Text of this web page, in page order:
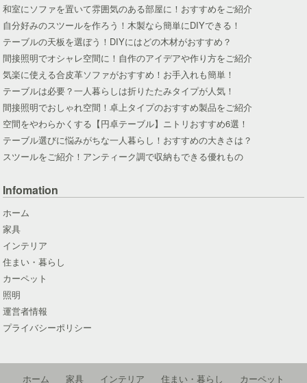
和室にソファを置いて雰囲気のある部屋に！おすすめをご紹介
自分好みのスツールを作ろう！木製なら簡単にDIYできる！
テーブルの天板を選ぼう！DIYにはどの木材がおすすめ？
間接照明でオシャレ空間に！自作のアイデアや作り方をご紹介
気楽に使える合皮革ソファがおすすめ！お手入れも簡単！
テーブルは必要？一人暮らしは折りたたみタイプが人気！
間接照明でおしゃれ空間！卓上タイプのおすすめ製品をご紹介
空間をやわらかくする【円卓テーブル】ニトリおすすめ6選！
テーブル選びに悩みがちな一人暮らし！おすすめの大きさは？
スツールをご紹介！アンティーク調で収納もできる優れもの
Infomation
ホーム
家具
インテリア
住まい・暮らし
カーペット
照明
運営者情報
プライバシーポリシー
ホーム 家具 インテリア 住まい・暮らし カーペット